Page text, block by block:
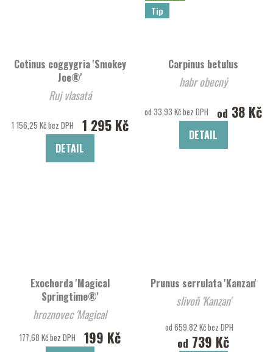
Cotinus coggygria 'Smokey
Joe®'
Ruj vlasatá
1 156,25 Kč bez DPH 1 295 Kč
DETAIL
Tip
Carpinus betulus
habr obecný
od 33,93 Kč bez DPH od 38 Kč
DETAIL
Exochorda 'Magical
Springtime®'
hroznovec 'Magical
Springtime®'
177,68 Kč bez DPH 199 Kč
Prunus serrulata 'Kanzan'
slivoň 'Kanzan'
od 659,82 Kč bez DPH
od 739 Kč